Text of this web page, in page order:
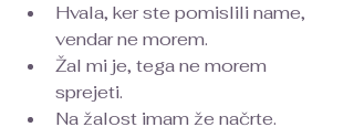
Hvala, ker ste pomislili name,
vendar ne morem.
Žal mi je, tega ne morem
sprejeti.
Na žalost imam že načrte.